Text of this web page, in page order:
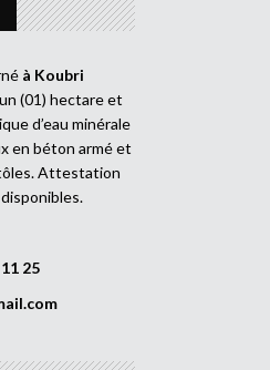
à Koubri
(01) hectare et
d’eau minérale
en béton armé et
Attestation
25